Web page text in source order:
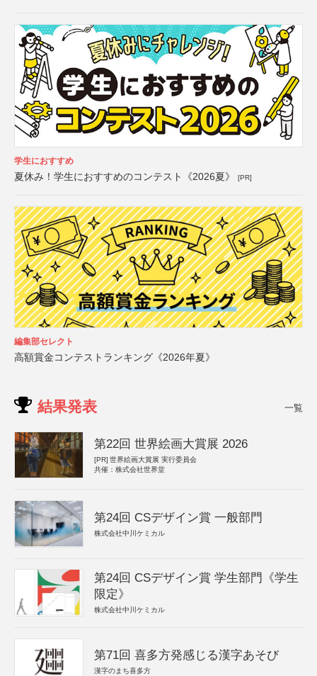
学生におすすめ
夏休み！学生におすすめのコンテスト《2026夏》 [PR]
編集部セレクト
高額賞金コンテストランキング《2026年夏》
結果発表 一覧
第22回 世界絵画大賞展 2026
[PR] 世界絵画大賞展 実行委員会
共催：株式会社世界堂
第24回 CSデザイン賞 一般部門
株式会社中川ケミカル
第24回 CSデザイン賞 学生部門《学生
限定》
株式会社中川ケミカル
第71回 喜多方発感じる漢字あそび
漢字のまち喜多方